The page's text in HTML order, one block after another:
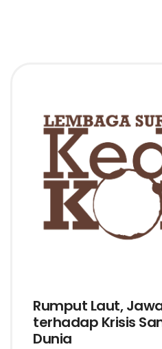
Rumput Laut,
terhadap Krisis
Dunia